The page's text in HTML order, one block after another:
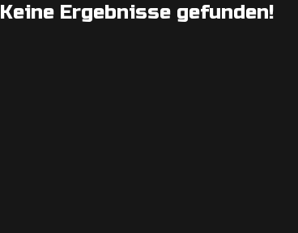
Keine Ergebnisse gefunden!